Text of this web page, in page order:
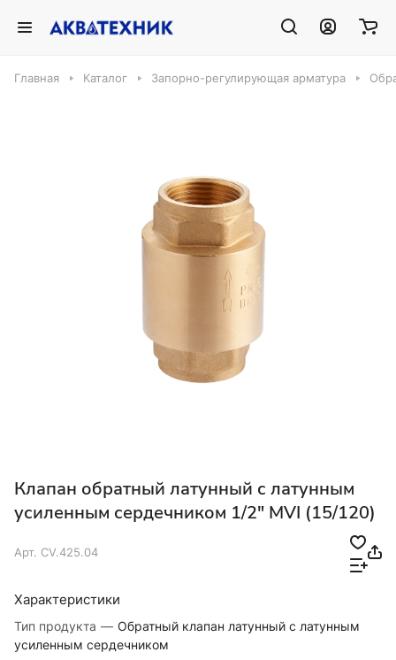
Главная Каталог Запорно-регулирующая арматура
Клапан обратный латунный с латунным
усиленным сердечником 1/2" MVI (15/120)
Арт. CV.425.04
Характеристики
Тип продукта — Обратный клапан латунный с латунным
усиленным сердечником